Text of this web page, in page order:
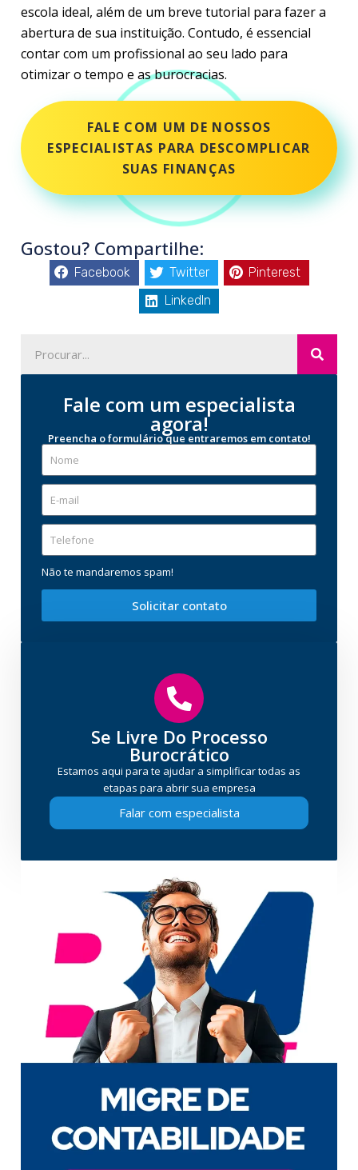
escola ideal, além de um breve tutorial para fazer a
abertura de sua instituição. Contudo, é essencial
contar com um profissional ao seu lado para
otimizar o tempo e as burocracias.
FALE COM UM DE NOSSOS
ESPECIALISTAS PARA DESCOMPLICAR
SUAS FINANÇAS
Gostou? Compartilhe:
Facebook Twitter
Pinterest
LinkedIn
Fale com um especialista
agora!
Preencha o formulário que entraremos em contato!
Não te mandaremos spam!
Solicitar contato
Se Livre Do Processo
Burocrático
Estamos aqui para te ajudar a simplificar todas as
etapas para abrir sua empresa
Falar com especialista